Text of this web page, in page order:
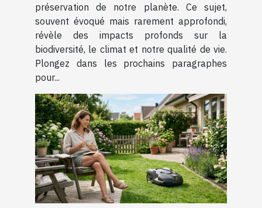
préservation de notre planète. Ce sujet,
souvent évoqué mais rarement approfondi,
révèle des impacts profonds sur la
biodiversité, le climat et notre qualité de vie.
Plongez dans les prochains paragraphes
pour...